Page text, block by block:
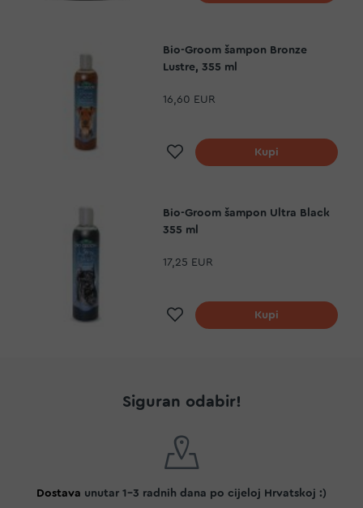
Bio-Groom šampon Bronze
Lustre, 355 ml
16,60 EUR
Dodaj na listu želja
Kupi
Bio-Groom šampon Ultra Black
355 ml
17,25 EUR
Dodaj na listu želja
Kupi
Siguran odabir!
Dostava unutar 1-3 radnih dana po cijeloj Hrvatskoj :)